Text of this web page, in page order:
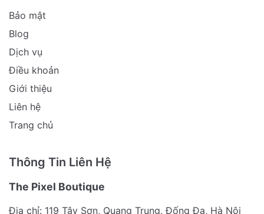
Bảo mật
Blog
Dịch vụ
Điều khoản
Giới thiệu
Liên hệ
Trang chủ
Thông Tin Liên Hệ
The Pixel Boutique
Địa chỉ: 119 Tây Sơn, Quang Trung, Đống Đa, Hà Nội